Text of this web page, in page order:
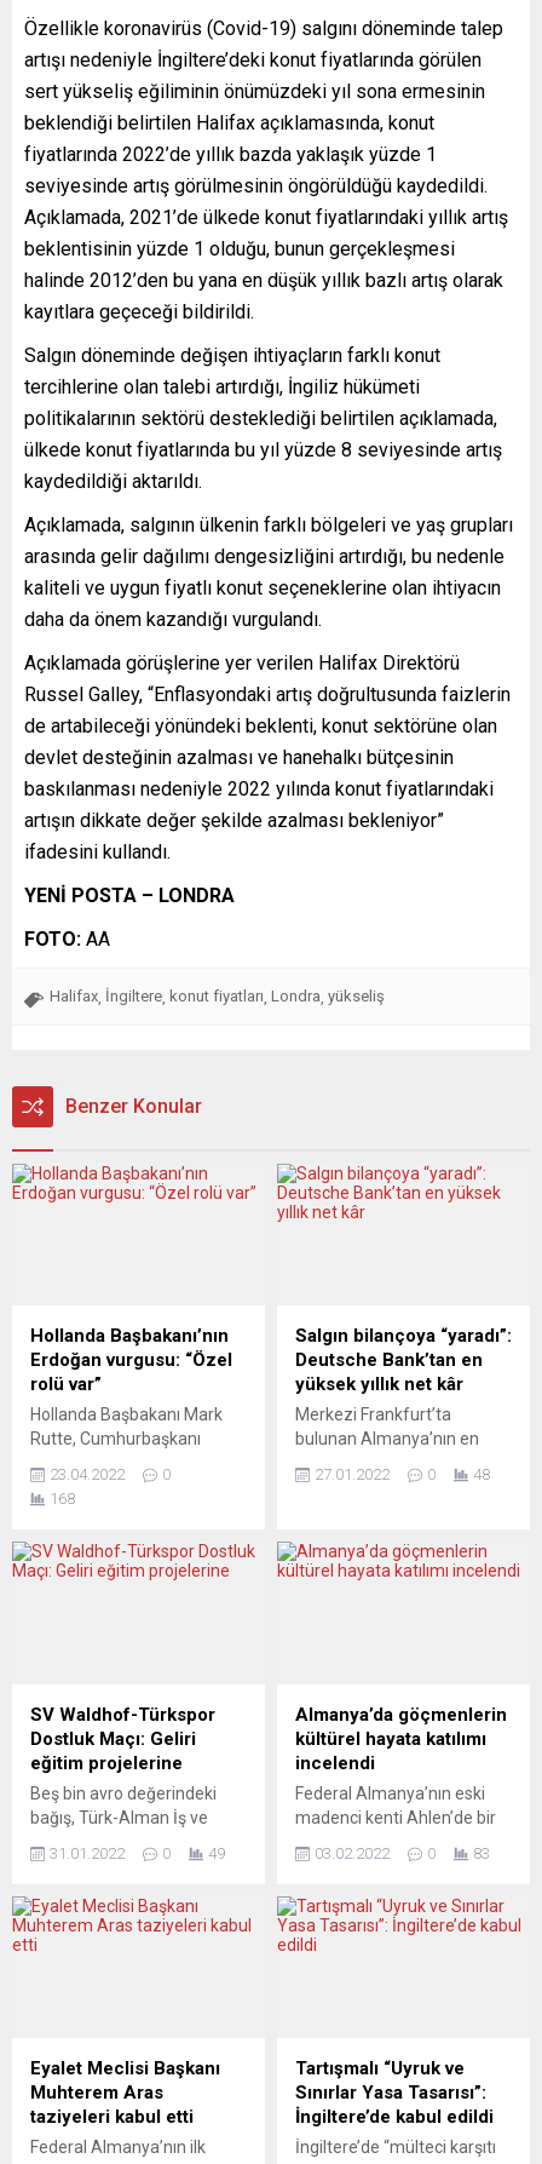
Özellikle koronavirüs (Covid-19) salgını döneminde talep
artışı nedeniyle İngiltere’deki konut fiyatlarında görülen
sert yükseliş eğiliminin önümüzdeki yıl sona ermesinin
beklendiği belirtilen Halifax açıklamasında, konut
fiyatlarında 2022’de yıllık bazda yaklaşık yüzde 1
seviyesinde artış görülmesinin öngörüldüğü kaydedildi.
Açıklamada, 2021’de ülkede konut fiyatlarındaki yıllık artış
beklentisinin yüzde 1 olduğu, bunun gerçekleşmesi
halinde 2012’den bu yana en düşük yıllık bazlı artış olarak
kayıtlara geçeceği bildirildi.
Salgın döneminde değişen ihtiyaçların farklı konut
tercihlerine olan talebi artırdığı, İngiliz hükümeti
politikalarının sektörü desteklediği belirtilen açıklamada,
ülkede konut fiyatlarında bu yıl yüzde 8 seviyesinde artış
kaydedildiği aktarıldı.
Açıklamada, salgının ülkenin farklı bölgeleri ve yaş grupları
arasında gelir dağılımı dengesizliğini artırdığı, bu nedenle
kaliteli ve uygun fiyatlı konut seçeneklerine olan ihtiyacın
daha da önem kazandığı vurgulandı.
Açıklamada görüşlerine yer verilen Halifax Direktörü
Russel Galley, “Enflasyondaki artış doğrultusunda faizlerin
de artabileceği yönündeki beklenti, konut sektörüne olan
devlet desteğinin azalması ve hanehalkı bütçesinin
baskılanması nedeniyle 2022 yılında konut fiyatlarındaki
artışın dikkate değer şekilde azalması bekleniyor”
ifadesini kullandı.
YENİ POSTA – LONDRA
FOTO: AA
Halifax İngiltere konut fiyatları Londra yükseliş
Benzer Konular
Hollanda Başbakanı’nın
Erdoğan vurgusu: “Özel
rolü var”
Hollanda Başbakanı Mark
Rutte, Cumhurbaşkanı
Rusya ile Ukrayna arasındaki
arabuluculuk konusunda
Başbakan Mark Rutte,
birkaç hafta önce Türkiye’ye
Moskova ile Kiev arasında
arabuluculuk konusunda
özel rolü var. Bunu yapan
birkaç Batı...
23.04.2022
0
168
Salgın bilançoya “yaradı”:
Deutsche Bank’tan en
yüksek yıllık net kâr
Merkezi Frankfurt’ta
bulunan Almanya’nın en
Deutsche Bank, yatırım
2,5 milyar avro ile 2011’den
bu yana yıllık bazdaki en
bankacılığı birimindeki
kazancın etkisiyle geçen yıl
2,5 milyar...
27.01.2022 0 48
SV Waldhof-Türkspor
Dostluk Maçı: Geliri
eğitim projelerine
Beş bin avro değerindeki
bağış, Türk-Alman İş ve
demokrasi, Almanca dil
bilgilendirme ve
yönlendirme konularında
“Irkçılığa karşı gol at!”
sloganıyla bir dostluk maçı
düzenlenmişti. 2-1 SV
Waldhof’un galibiyetiyle
sona eren maçta,...
31.01.2022 0 49
Almanya’da göçmenlerin
kültürel hayata katılımı
incelendi
Federal Almanya’nın eski
madenci kenti Ahlen’de bir
“Innosozial”, göçmenlerin
etkinliklerine katılımını
araştırdı. Raporda, 60 yıldır
eksikliklerin, çekincelerin
bulunduğu dile getirildi. Üç
dönem Ahlen’de Belediye
Başkanlığı yapan Benedikt
Ruhmöller’in yönetiminde
03.02.2022 0 83
Eyalet Meclisi Başkanı
Muhterem Aras
taziyeleri kabul etti
Federal Almanya’nın ilk
Tartışmalı “Uyruk ve
Sınırlar Yasa Tasarısı”:
İngiltere’de kabul edildi
İngiltere’de “mülteci karşıtı